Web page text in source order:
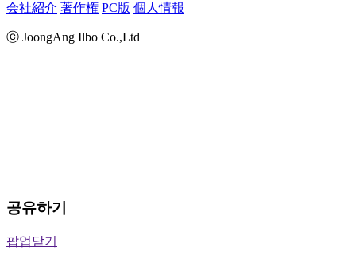
会社紹介 著作権 PC版 個人情報
ⓒ JoongAng Ilbo Co.,Ltd
공유하기
팝업닫기